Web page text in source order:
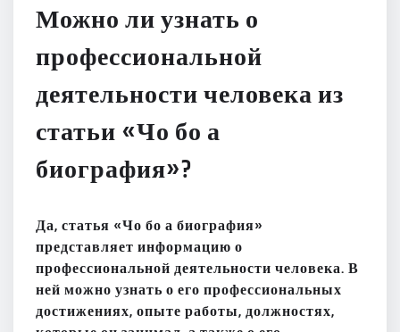
Можно ли узнать о
профессиональной
деятельности человека из
статьи «Чо бо а
биография»?
Да, статья «Чо бо а биография»
представляет информацию о
профессиональной деятельности человека. В
ней можно узнать о его профессиональных
достижениях, опыте работы, должностях,